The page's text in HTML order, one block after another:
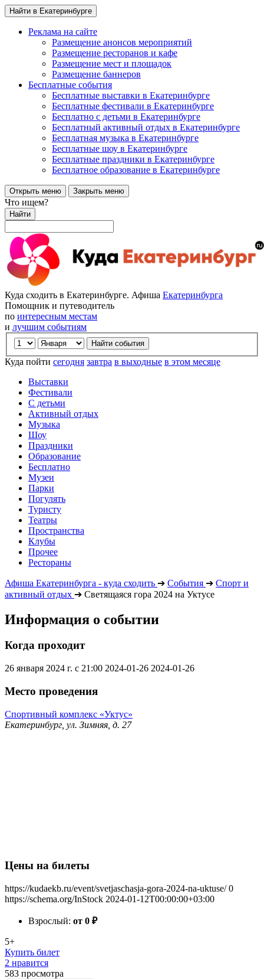
Найти в Екатеринбурге
Реклама на сайте
Размещение анонсов мероприятий
Размещение ресторанов и кафе
Размещение мест и площадок
Размещение баннеров
Бесплатные события
Бесплатные выставки в Екатеринбурге
Бесплатные фестивали в Екатеринбурге
Бесплатно с детьми в Екатеринбурге
Бесплатный активный отдых в Екатеринбурге
Бесплатная музыка в Екатеринбурге
Бесплатные шоу в Екатеринбурге
Бесплатные праздники в Екатеринбурге
Бесплатное образование в Екатеринбурге
Открыть меню Закрыть меню
Что ищем?
Найти
Куда сходить в Екатеринбурге. Афиша Екатеринбурга
Помощник и путеводитель
по интересным местам
и лучшим событиям
Куда пойти сегодня завтра в выходные в этом месяце
Выставки
Фестивали
С детьми
Активный отдых
Музыка
Шоу
Праздники
Образование
Бесплатно
Музеи
Парки
Погулять
Туристу
Театры
Пространства
Клубы
Прочее
Рестораны
Афиша Екатеринбурга - куда сходить ➔ События ➔ Спорт и
активный отдых ➔ Светящаяся гора 2024 на Уктусе
Информация о событии
Когда проходит
26 января 2024 г. с 21:00 2024-01-26 2024-01-26
Место проведения
Спортивный комплекс «Уктус»
Екатеринбург, ул. Зимняя, д. 27
Цены на билеты
https://kudaekb.ru/event/svetjaschasja-gora-2024-na-uktuse/ 0
https://schema.org/InStock 2024-01-12T00:00:00+03:00
Взрослый: от 0 ₽
5+
Купить билет
2 нравится
583 просмотра